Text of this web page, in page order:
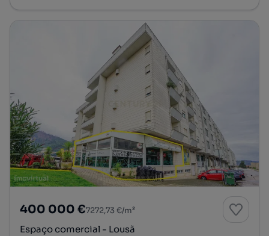
400 000 €7272,73 €/m²
Espaço comercial - Lousã